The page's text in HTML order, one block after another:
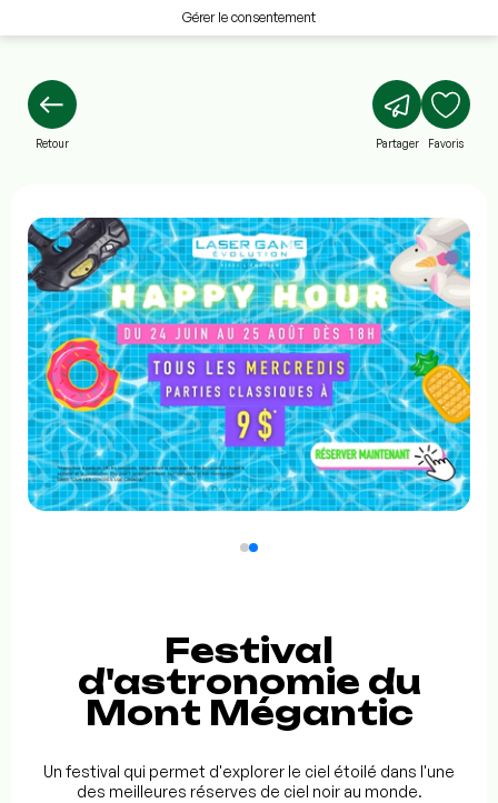
Gérer le consentement
Retour Partager Favoris
Festival
d'astronomie du
Mont Mégantic
Un festival qui permet d'explorer le ciel étoilé dans l'une
des meilleures réserves de ciel noir au monde.